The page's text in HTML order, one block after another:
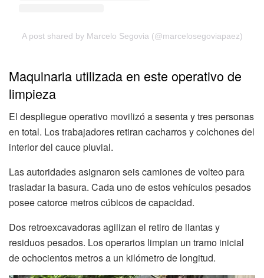
A post shared by Marcelo Segovia (@marcelosegoviapaez)
Maquinaria utilizada en este operativo de
limpieza
El despliegue operativo movilizó a sesenta y tres personas
en total. Los trabajadores retiran cacharros y colchones del
interior del cauce pluvial.
Las autoridades asignaron seis camiones de volteo para
trasladar la basura. Cada uno de estos vehículos pesados
posee catorce metros cúbicos de capacidad.
Dos retroexcavadoras agilizan el retiro de llantas y
residuos pesados. Los operarios limpian un tramo inicial
de ochocientos metros a un kilómetro de longitud.